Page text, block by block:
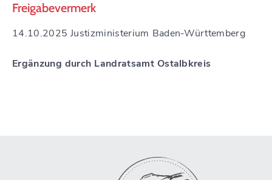
Freigabevermerk
14.10.2025 Justizministerium Baden-Württemberg
Ergänzung durch Landratsamt Ostalbkreis